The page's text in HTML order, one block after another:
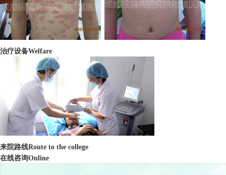
治疗设备Welfare
来院路线Route to the college
在线咨询Online